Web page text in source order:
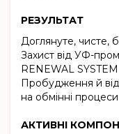
РЕЗУЛЬТАТ
Доглянуте, чисте,
Захист від УФ-
RENEWAL SYSTEM
Пробудження й
на обмінні процеси
АКТИВНІ